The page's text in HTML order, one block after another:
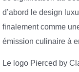
d’abord le design
finalement comme
émission culinaire à
Le logo Pierced by